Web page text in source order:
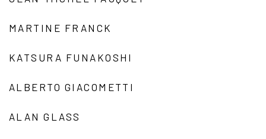
MARTINE FRANCK
KATSURA FUNAKOSHI
ALBERTO GIACOMETTI
ALAN GLASS